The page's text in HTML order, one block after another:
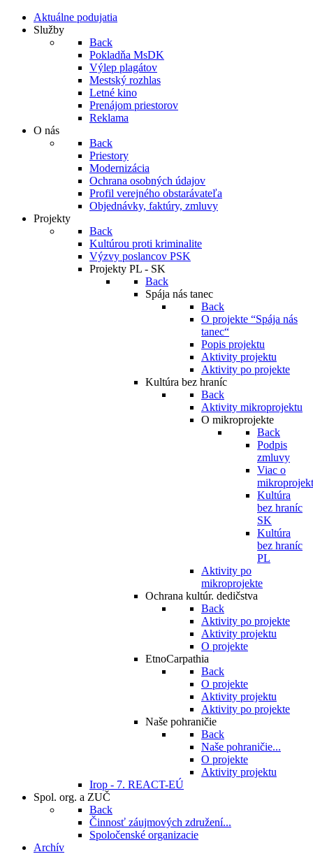
Aktuálne podujatia
Služby
Back
Pokladňa MsDK
Výlep plagátov
Mestský rozhlas
Letné kino
Prenájom priestorov
Reklama
O nás
Back
Priestory
Modernizácia
Ochrana osobných údajov
Profil verejného obstarávateľa
Objednávky, faktúry, zmluvy
Projekty
Back
Kultúrou proti kriminalite
Výzvy poslancov PSK
Projekty PL - SK
Back
Spája nás tanec
Back
O projekte “Spája nás
tanec“
Popis projektu
Aktivity projektu
Aktivity po projekte
Kultúra bez hraníc
Back
Aktivity mikroprojektu
O mikroprojekte
Back
Podpis
zmluvy
Viac o
Kultúra
bez hraníc
SK
Kultúra
bez hraníc
PL
Aktivity po
mikroprojekte
Ochrana kultúr. dedičstva
Back
Aktivity po projekte
Aktivity projektu
O projekte
EtnoCarpathia
Back
O projekte
Aktivity projektu
Aktivity po projekte
Naše pohraničie
Back
Naše pohraničie...
O projekte
Aktivity projektu
Irop - 7. REACT-EÚ
Spol. org. a ZUČ
Back
Činnosť záujmových združení...
Spoločenské organizacie
Archív